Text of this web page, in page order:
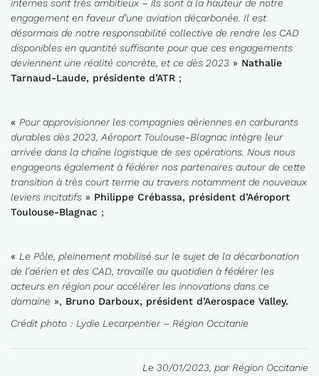
internes sont très ambitieux – ils sont à la hauteur de notre
engagement en faveur d’une aviation décarbonée. Il est
désormais de notre responsabilité collective de rendre les CAD
disponibles en quantité suffisante pour que ces engagements
deviennent une réalité concrète, et ce dès 2023 » Nathalie
Tarnaud-Laude, présidente d’ATR ;
« Pour approvisionner les compagnies aériennes en carburants
durables dès 2023, Aéroport Toulouse-Blagnac intègre leur
arrivée dans la chaîne logistique de ses opérations. Nous nous
engageons également à fédérer nos partenaires autour de cette
transition à très court terme au travers notamment de nouveaux
leviers incitatifs » Philippe Crébassa, président d’Aéroport
Toulouse-Blagnac ;
« Le Pôle, pleinement mobilisé sur le sujet de la décarbonation
de l’aérien et des CAD, travaille au quotidien à fédérer les
acteurs en région pour accélérer les innovations dans ce
domaine », Bruno Darboux, président d’Aerospace Valley.
Crédit photo : Lydie Lecarpentier – Région Occitanie
Le 30/01/2023, par Région Occitanie